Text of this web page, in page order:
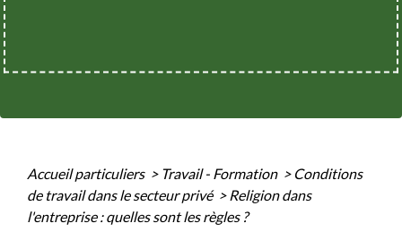
Accueil particuliers > Travail - Formation > Conditions
de travail dans le secteur privé > Religion dans
l'entreprise : quelles sont les règles ?